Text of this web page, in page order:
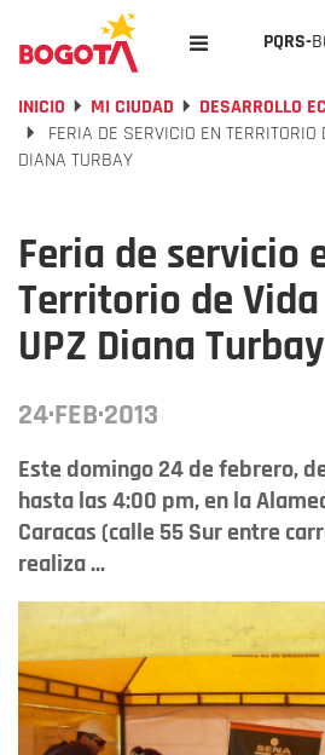
PQRS-
INICIO MI CIUDAD
DESARROLLO
FERIA DE SERVICIO EN
DIANA TURBAY
Feria de servicio
Territorio de
UPZ Diana Turbay
24·FEB·2013
Este domingo 24 de febrero,
hasta las 4:00 pm, en la
Caracas (calle 55 Sur entre
realiza ...